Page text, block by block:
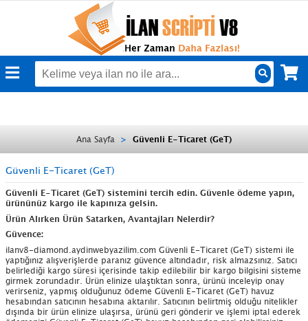
Ara
Ana Sayfa Güvenli E-Ticaret (GeT)
Güvenli E-Ticaret (GeT)
Güvenli E-Ticaret (GeT) sistemini tercih edin. Güvenle ödeme yapın,
ürününüz kargo ile kapınıza gelsin.
Ürün Alırken Ürün Satarken, Avantajları Nelerdir?
Güvence:
ilanv8-diamond.aydinwebyazilim.com Güvenli E-Ticaret (GeT) sistemi ile
yaptığınız alışverişlerde paranız güvence altındadır, risk almazsınız. Satıcı
belirlediği kargo süresi içerisinde takip edilebilir bir kargo bilgisini sisteme
girmek zorundadır. Ürün elinize ulaştıktan sonra, ürünü inceleyip onay
verirseniz, yapmış olduğunuz ödeme Güvenli E-Ticaret (GeT) havuz
hesabından satıcının hesabına aktarılır. Satıcının belirtmiş olduğu nitelikler
dışında bir ürün elinize ulaşırsa, ürünü geri gönderir ve işlemi iptal ederek